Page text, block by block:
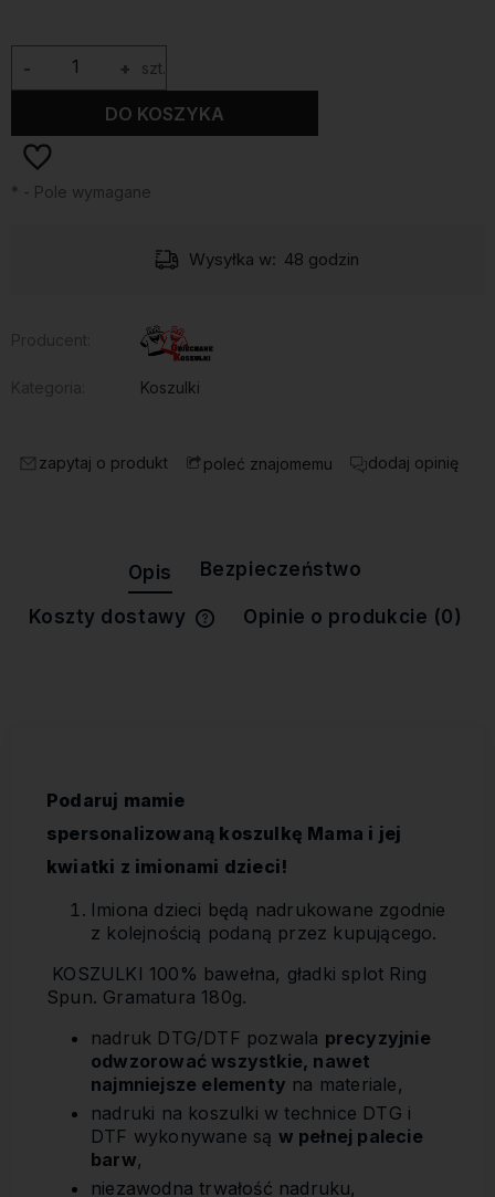
+
- szt.
DO KOSZYKA
* - Pole wymagane
Wysyłka w: 48 godzin
Koszulki
zapytaj o produkt poleć znajomemu dodaj opinię
Opis Bezpieczeństwo
Koszty dostawy
Cena nie zawiera ewentualnych
Opinie o produkcie (0)
Podaruj mamie
spersonalizowaną koszulkę Mama i jej
kwiatki z imionami dzieci!
Imiona dzieci będą nadrukowane zgodnie
z kolejnością podaną przez kupującego.
KOSZULKI 100% bawełna, gładki splot Ring
Spun. Gramatura 180g.
nadruk DTG/DTF pozwala precyzyjnie
odwzorować wszystkie, nawet
najmniejsze elementy na materiale,
nadruki na koszulki w technice DTG i
DTF wykonywane są w pełnej palecie
barw,
niezawodna trwałość nadruku,